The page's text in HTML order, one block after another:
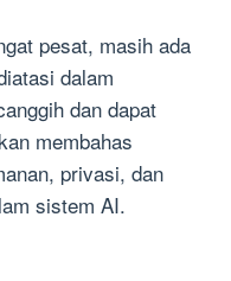
pesat, masih ada
dalam
dan dapat
membahas
privasi, dan
sistem AI.